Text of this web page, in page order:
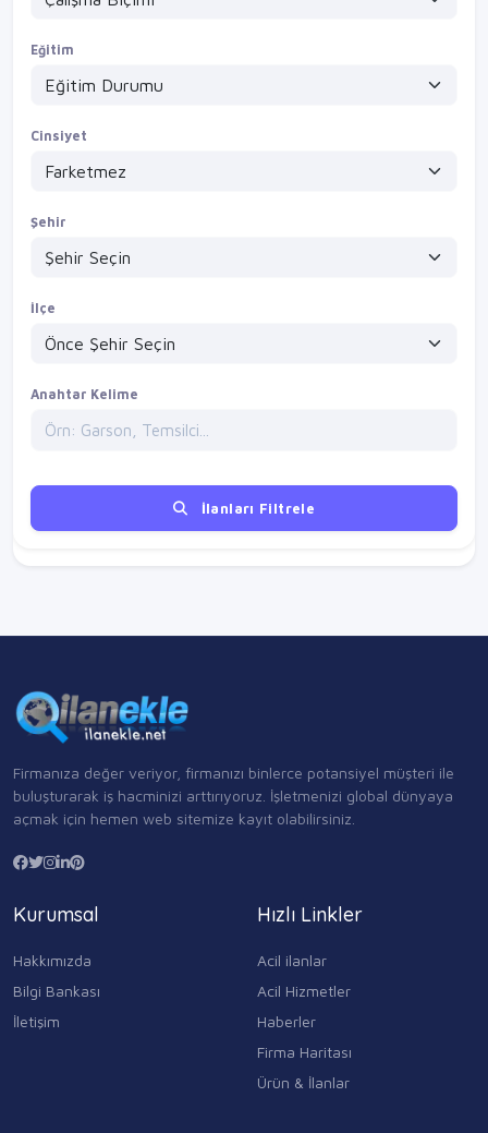
Eğitim
Cinsiyet
Şehir
İlçe
Anahtar Kelime
İlanları Filtrele
Firmanıza değer veriyor, firmanızı binlerce potansiyel müşteri ile
buluşturarak iş hacminizi arttırıyoruz. İşletmenizi global dünyaya
açmak için hemen web sitemize kayıt olabilirsiniz.
Kurumsal
Hakkımızda
Bilgi Bankası
İletişim
Hızlı Linkler
Acil ilanlar
Acil Hizmetler
Haberler
Firma Haritası
Ürün & İlanlar